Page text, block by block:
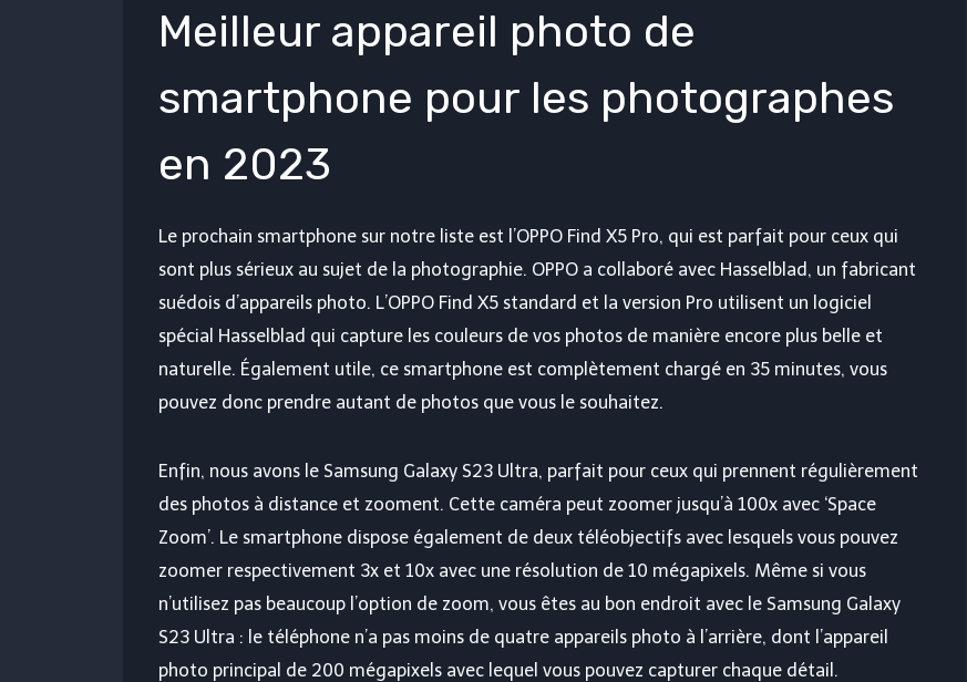
Meilleur appareil photo de
smartphone pour les photographes
en 2023
Le prochain smartphone sur notre liste est l’OPPO Find X5 Pro, qui est parfait pour ceux qui
sont plus sérieux au sujet de la photographie. OPPO a collaboré avec Hasselblad, un fabricant
suédois d’appareils photo. L’OPPO Find X5 standard et la version Pro utilisent un logiciel
spécial Hasselblad qui capture les couleurs de vos photos de manière encore plus belle et
naturelle. Également utile, ce smartphone est complètement chargé en 35 minutes, vous
pouvez donc prendre autant de photos que vous le souhaitez.
Enfin, nous avons le Samsung Galaxy S23 Ultra, parfait pour ceux qui prennent régulièrement
des photos à distance et zooment. Cette caméra peut zoomer jusqu’à 100x avec ‘Space
Zoom’. Le smartphone dispose également de deux téléobjectifs avec lesquels vous pouvez
zoomer respectivement 3x et 10x avec une résolution de 10 mégapixels. Même si vous
n’utilisez pas beaucoup l’option de zoom, vous êtes au bon endroit avec le Samsung Galaxy
S23 Ultra : le téléphone n’a pas moins de quatre appareils photo à l’arrière, dont l’appareil
photo principal de 200 mégapixels avec lequel vous pouvez capturer chaque détail.